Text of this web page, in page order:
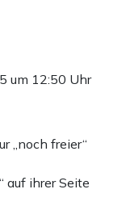
um 12:50 Uhr
„noch freier“
auf ihrer Seite